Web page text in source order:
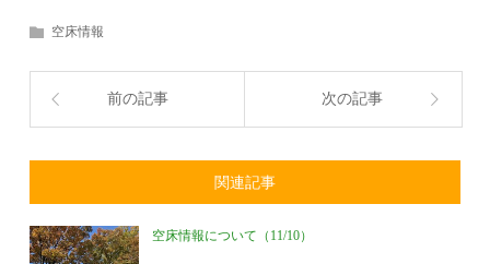
空床情報
前の記事 次の記事
関連記事
空床情報について（11/10）